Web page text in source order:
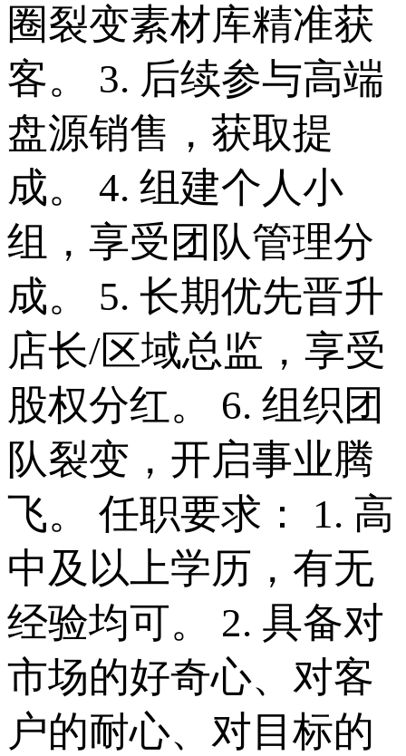
圈裂变素材库精准获
客。 3. 后续参与高端
盘源销售，获取提
成。 4. 组建个人小
组，享受团队管理分
成。 5. 长期优先晋升
店长/区域总监，享受
股权分红。 6. 组织团
队裂变，开启事业腾
飞。 任职要求： 1. 高
中及以上学历，有无
经验均可。 2. 具备对
市场的好奇心、对客
户的耐心、对目标的